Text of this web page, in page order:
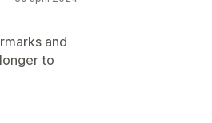
and
to